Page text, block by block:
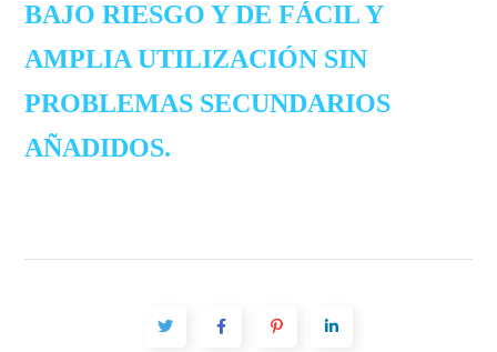
BAJO RIESGO Y DE FÁCIL Y
AMPLIA UTILIZACIÓN SIN
PROBLEMAS SECUNDARIOS
AÑADIDOS.